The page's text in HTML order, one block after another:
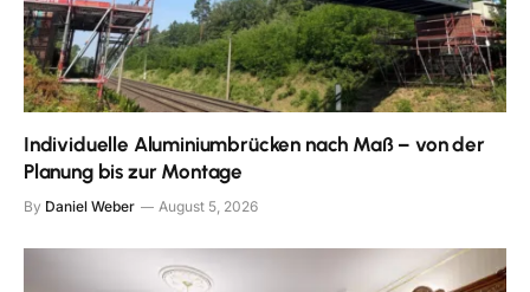
Individuelle Aluminiumbrücken nach Maß – von der
Planung bis zur Montage
By Daniel Weber August 5, 2026